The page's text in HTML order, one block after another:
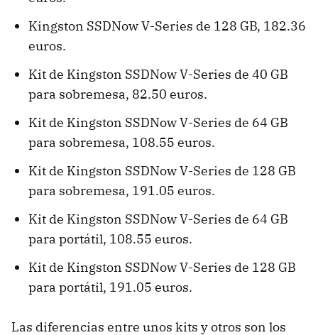
Kingston SSDNow V-Series de 128 GB, 182.36
euros.
Kit de Kingston SSDNow V-Series de 40 GB
para sobremesa, 82.50 euros.
Kit de Kingston SSDNow V-Series de 64 GB
para sobremesa, 108.55 euros.
Kit de Kingston SSDNow V-Series de 128 GB
para sobremesa, 191.05 euros.
Kit de Kingston SSDNow V-Series de 64 GB
para portátil, 108.55 euros.
Kit de Kingston SSDNow V-Series de 128 GB
para portátil, 191.05 euros.
Las diferencias entre unos kits y otros son los